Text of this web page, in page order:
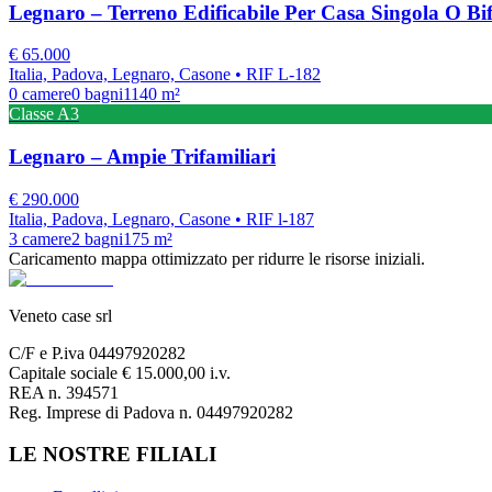
Legnaro – Terreno Edificabile Per Casa Singola O
€ 65.000
Italia, Padova, Legnaro, Casone • RIF L-182
0 camere0 bagni1140 m²
Classe A3
Legnaro – Ampie Trifamiliari
€ 290.000
Italia, Padova, Legnaro, Casone • RIF l-187
3 camere2 bagni175 m²
Caricamento mappa ottimizzato per ridurre le risorse iniziali.
Veneto case srl
C/F e P.iva 04497920282
Capitale sociale € 15.000,00 i.v.
REA n. 394571
Reg. Imprese di Padova n. 04497920282
LE NOSTRE FILIALI